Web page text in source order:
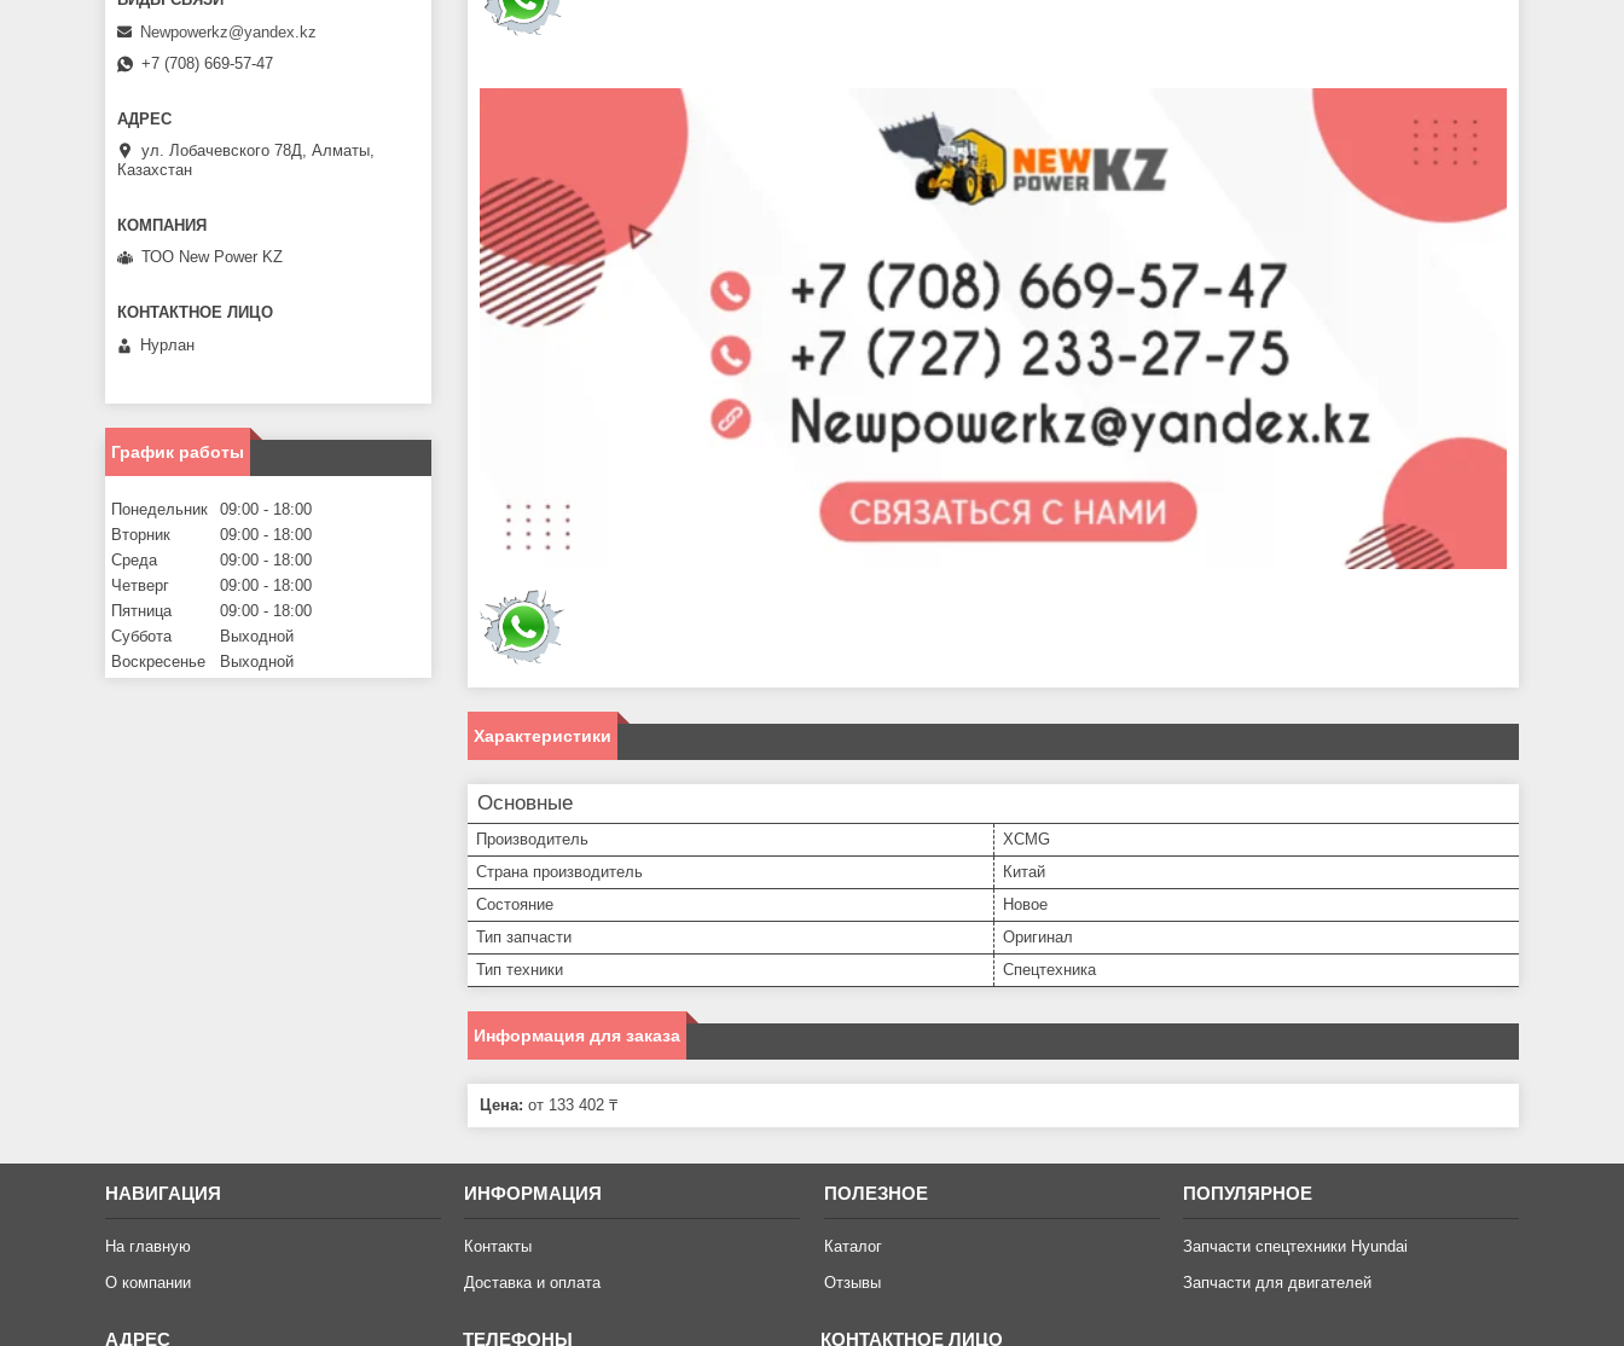
Характеристики
Основные
Производитель
XCMG
Страна производитель
Китай
Состояние
Новое
Тип запчасти
Оригинал
Тип техники
Спецтехника
Информация для заказа
Цена: от 133 402 ₸
Newpowerkz@yandex.kz
+7 (708) 669-57-47
ул. Лобачевского 78Д, Алматы,
Казахстан
ТОО New Power KZ
Нурлан
График работы
Понедельник 09:00
18:00
Вторник
09:00
18:00
Среда
09:00
18:00
Четверг
09:00
18:00
Пятница
09:00
18:00
Суббота
Выходной
Воскресенье
Выходной
НАВИГАЦИЯ
На главную
О компании
ИНФОРМАЦИЯ
Контакты
Доставка и оплата
ПОЛЕЗНОЕ
Каталог
Отзывы
ПОПУЛЯРНОЕ
Запчасти спецтехники Hyundai
Запчасти для двигателей